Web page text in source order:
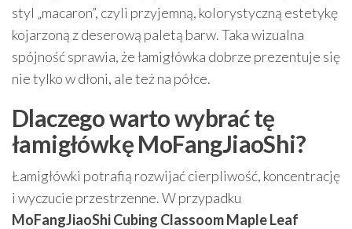
styl „macaron”, czyli przyjemną, kolorystyczną estetykę
kojarzoną z deserową paletą barw. Taka wizualna
spójność sprawia, że łamigłówka dobrze prezentuje się
nie tylko w dłoni, ale też na półce.
Dlaczego warto wybrać tę
łamigłówkę MoFangJiaoShi?
Łamigłówki potrafią rozwijać cierpliwość, koncentrację
i wyczucie przestrzenne. W przypadku
MoFangJiaoShi Cubing Classoom Maple Leaf